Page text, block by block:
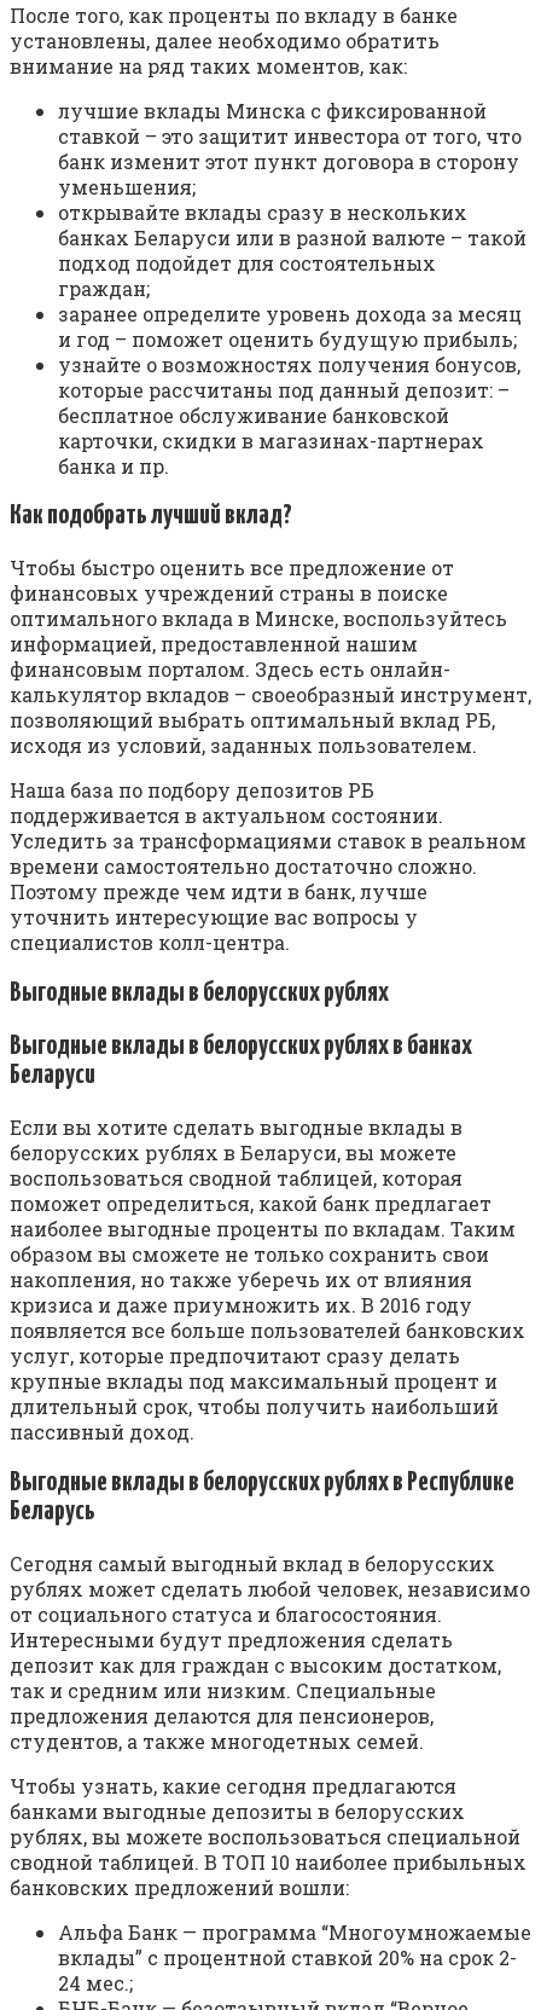
После того, как проценты по вкладу в банке
установлены, далее необходимо обратить
внимание на ряд таких моментов, как:
лучшие вклады Минска с фиксированной
ставкой – это защитит инвестора от того, что
банк изменит этот пункт договора в сторону
уменьшения;
открывайте вклады сразу в нескольких
банках Беларуси или в разной валюте – такой
подход подойдет для состоятельных
граждан;
заранее определите уровень дохода за месяц
и год – поможет оценить будущую прибыль;
узнайте о возможностях получения бонусов,
которые рассчитаны под данный депозит: –
бесплатное обслуживание банковской
карточки, скидки в магазинах-партнерах
банка и пр.
Как подобрать лучший вклад?
Чтобы быстро оценить все предложение от
финансовых учреждений страны в поиске
оптимального вклада в Минске, воспользуйтесь
информацией, предоставленной нашим
финансовым порталом. Здесь есть онлайн-
калькулятор вкладов – своеобразный инструмент,
позволяющий выбрать оптимальный вклад РБ,
исходя из условий, заданных пользователем.
Наша база по подбору депозитов РБ
поддерживается в актуальном состоянии.
Уследить за трансформациями ставок в реальном
времени самостоятельно достаточно сложно.
Поэтому прежде чем идти в банк, лучше
уточнить интересующие вас вопросы у
специалистов колл-центра.
Выгодные вклады в белорусских рублях
Выгодные вклады в белорусских рублях в банках
Беларуси
Если вы хотите сделать выгодные вклады в
белорусских рублях в Беларуси, вы можете
воспользоваться сводной таблицей, которая
поможет определиться, какой банк предлагает
наиболее выгодные проценты по вкладам. Таким
образом вы сможете не только сохранить свои
накопления, но также уберечь их от влияния
кризиса и даже приумножить их. В 2016 году
появляется все больше пользователей банковских
услуг, которые предпочитают сразу делать
крупные вклады под максимальный процент и
длительный срок, чтобы получить наибольший
пассивный доход.
Выгодные вклады в белорусских рублях в Республике
Беларусь
Сегодня самый выгодный вклад в белорусских
рублях может сделать любой человек, независимо
от социального статуса и благосостояния.
Интересными будут предложения сделать
депозит как для граждан с высоким достатком,
так и средним или низким. Специальные
предложения делаются для пенсионеров,
студентов, а также многодетных семей.
Чтобы узнать, какие сегодня предлагаются
банками выгодные депозиты в белорусских
рублях, вы можете воспользоваться специальной
сводной таблицей. В ТОП 10 наиболее прибыльных
банковских предложений вошли:
Альфа Банк — программа “Многоумножаемые
вклады” с процентной ставкой 20% на срок 2-
24 мес.;